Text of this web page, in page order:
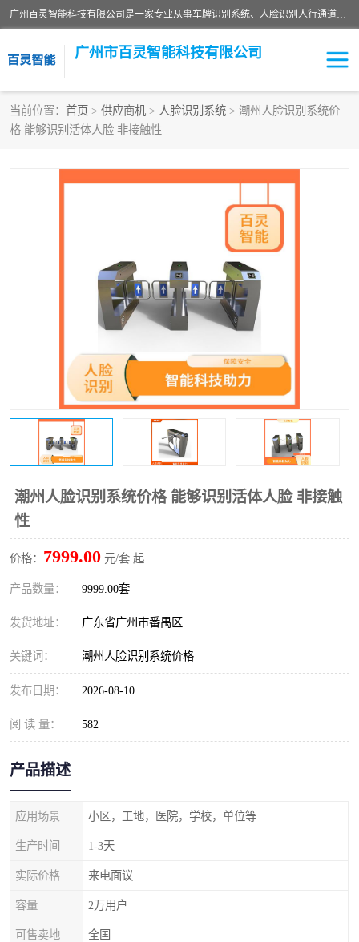
广州百灵智能科技有限公司是一家专业从事车牌识别系统、人脸识别人行通道、安防监控交通设施、停车场智能管理系统、停车场云平台、车牌识别一体机、自动道闸、通道设备、交通设施及交通划线等产品研发、生产和销售的高新技术企业。
广州市百灵智能科技有限公司
当前位置： 首页 > 供应商机 > 人脸识别系统 > 潮州人脸识别系统价
格 能够识别活体人脸 非接触性
潮州人脸识别系统价格 能够识别活体人脸 非接触
性
价格： 7999.00 元/套 起
产品数量： 9999.00套
发货地址： 广东省广州市番禺区
关键词： 潮州人脸识别系统价格
发布日期： 2026-08-10
阅 读 量： 582
产品描述
应用场景 小区，工地，医院，学校，单位等
生产时间 1-3天
实际价格 来电面议
容量 2万用户
可售卖地 全国
安防监控红外报警系统